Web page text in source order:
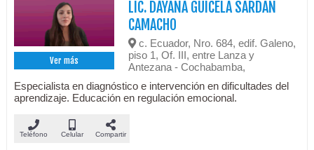
Ver más
LIC. DAYANA GUICELA SARDAN
CAMACHO
c. Ecuador, Nro. 684, edif. Galeno,
piso 1, Of. III, entre Lanza y
Antezana - Cochabamba,
Especialista en diagnóstico e intervención en dificultades del
aprendizaje. Educación en regulación emocional.
Teléfono Celular Compartir